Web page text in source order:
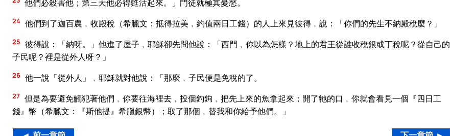
他們必殺害他；第三天他必得甦活起來。」門徒就極其憂愁。
24 他們到了迦百農﹐收殿稅（希臘文：抵得拉美﹐約值兩日工錢）的人上來見彼得﹐說：「你們的先生不納殿稅麼？」
25 彼得說：「納呀。」他進了屋子﹐耶穌卻先問他說：「西門﹐你以為怎樣？地上的君王從誰收稅銀或丁稅呢？從自己的
子民呢？裡是從外人呀？」
26 他一說「從外人」﹐耶穌就對他說：「那麼﹐子民便是免稅的了。
27 但是為要避免觸犯著他們﹐你要往海裡去﹐投個釣鉤﹐把先上來的魚拿起來；開了牠的口﹐你就會看見一個『四日工
錢』幣（希臘文：『斯他提』希臘銀幣）；取了那個﹐替我和你給予他們。」